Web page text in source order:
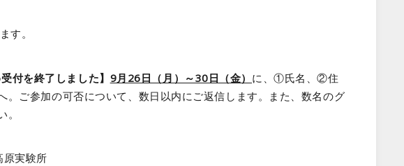
す。
付を終了しました】 9月26日（月）～30日（金） に、①氏名、②住
ご参加の可否について、数日以内にご返信します。また、数名のグ
原実験所